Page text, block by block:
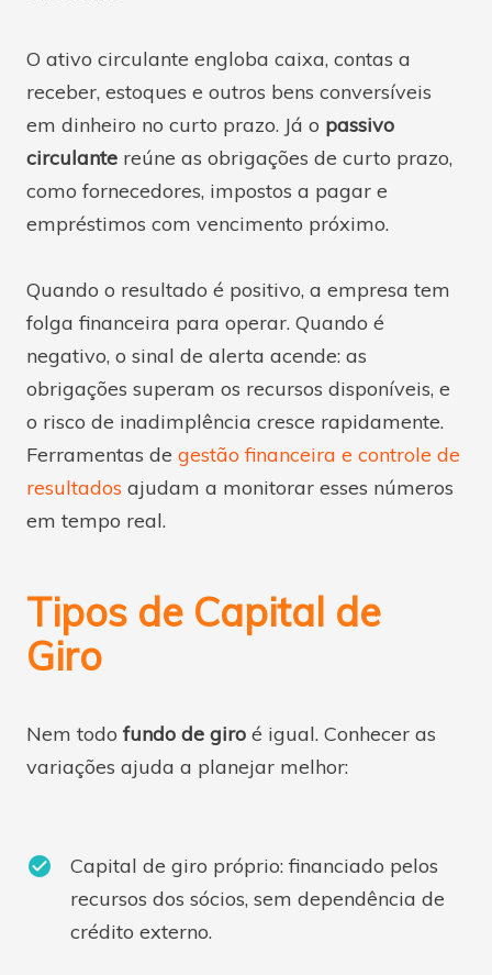
O ativo circulante engloba caixa, contas a
receber, estoques e outros bens conversíveis
em dinheiro no curto prazo. Já o passivo
circulante reúne as obrigações de curto prazo,
como fornecedores, impostos a pagar e
empréstimos com vencimento próximo.
Quando o resultado é positivo, a empresa tem
folga financeira para operar. Quando é
negativo, o sinal de alerta acende: as
obrigações superam os recursos disponíveis, e
o risco de inadimplência cresce rapidamente.
Ferramentas de gestão financeira e controle de
resultados ajudam a monitorar esses números
em tempo real.
Tipos de Capital de
Giro
Nem todo fundo de giro é igual. Conhecer as
variações ajuda a planejar melhor:
Capital de giro próprio: financiado pelos
recursos dos sócios, sem dependência de
crédito externo.